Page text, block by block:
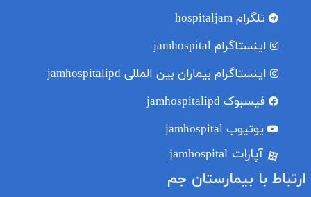
تلگرام hospitaljam
اینستاگرام jamhospital
اینستاگرام بیماران بین المللی jamhospitalipd
فیسبوک jamhospitalipd
یوتیوب jamhospital
آپارات jamhospital
ارتباط با بیمارستان جم